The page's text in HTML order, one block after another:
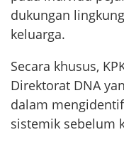
dukungan
keluarga.
Secara khusus,
Direktorat DNA
dalam
sistemik sebelum